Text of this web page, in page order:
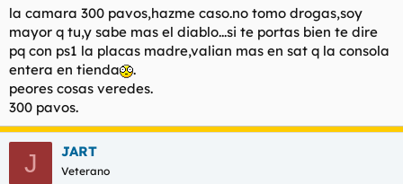
la camara 300 pavos,hazme caso.no tomo drogas,soy
mayor q tu,y sabe mas el diablo...si te portas bien te dire
pq con ps1 la placas madre,valian mas en sat q la consola
entera en tienda
.
peores cosas veredes.
300 pavos.
J JART
Veterano